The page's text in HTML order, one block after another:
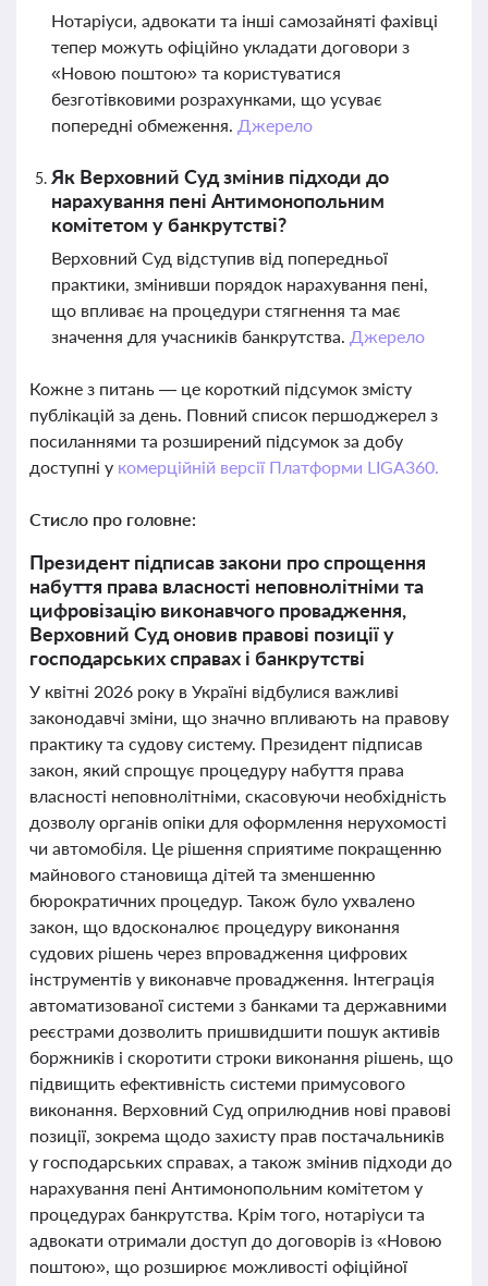
Нотаріуси, адвокати та інші самозайняті фахівці
тепер можуть офіційно укладати договори з
«Новою поштою» та користуватися
безготівковими розрахунками, що усуває
попередні обмеження. Джерело
Як Верховний Суд змінив підходи до
нарахування пені Антимонопольним
комітетом у банкрутстві?
Верховний Суд відступив від попередньої
практики, змінивши порядок нарахування пені,
що впливає на процедури стягнення та має
значення для учасників банкрутства. Джерело
Кожне з питань — це короткий підсумок змісту
публікацій за день. Повний список першоджерел з
посиланнями та розширений підсумок за добу
доступні у комерційній версії Платформи LIGA360.
Стисло про головне:
Президент підписав закони про спрощення
набуття права власності неповнолітніми та
цифровізацію виконавчого провадження,
Верховний Суд оновив правові позиції у
господарських справах і банкрутстві
У квітні 2026 року в Україні відбулися важливі
законодавчі зміни, що значно впливають на правову
практику та судову систему. Президент підписав
закон, який спрощує процедуру набуття права
власності неповнолітніми, скасовуючи необхідність
дозволу органів опіки для оформлення нерухомості
чи автомобіля. Це рішення сприятиме покращенню
майнового становища дітей та зменшенню
бюрократичних процедур. Також було ухвалено
закон, що вдосконалює процедуру виконання
судових рішень через впровадження цифрових
інструментів у виконавче провадження. Інтеграція
автоматизованої системи з банками та державними
реєстрами дозволить пришвидшити пошук активів
боржників і скоротити строки виконання рішень, що
підвищить ефективність системи примусового
виконання. Верховний Суд оприлюднив нові правові
позиції, зокрема щодо захисту прав постачальників
у господарських справах, а також змінив підходи до
нарахування пені Антимонопольним комітетом у
процедурах банкрутства. Крім того, нотаріуси та
адвокати отримали доступ до договорів із «Новою
поштою», що розширює можливості офіційної